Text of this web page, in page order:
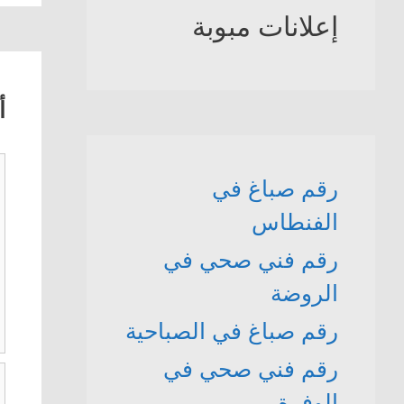
إعلانات مبوبة
رقم صباغ في
الفنطاس
رقم فني صحي في
الروضة
رقم صباغ في الصباحية
رقم فني صحي في